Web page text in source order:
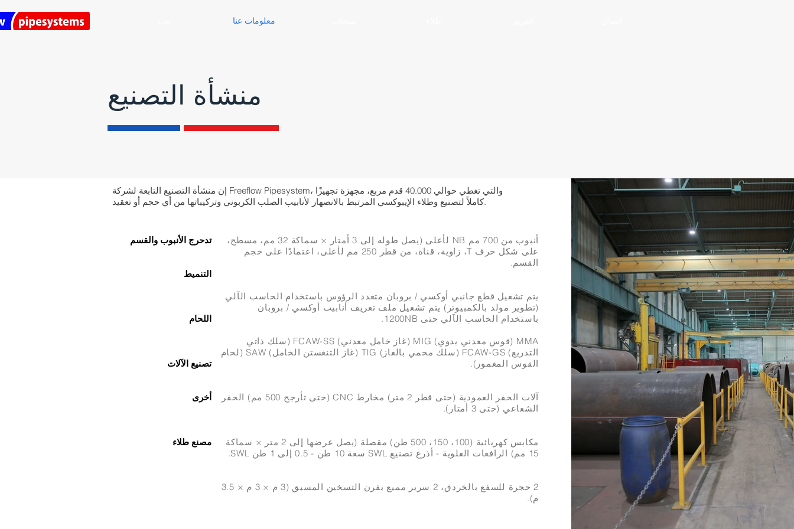
معلومات عنا
منشأة التصنيع
إن منشأة التصنيع التابعة لشركة Freeflow Pipesystem، والتي تغطي حوالي 40.000 قدم مربع، مجهزة تجهيزًا
كاملاً لتصنيع وطلاء الإيبوكسي المرتبط بالانصهار لأنابيب الصلب الكربوني وتركيباتها من أي حجم أو تعقيد.
تدحرج الأنبوب والقسم
التنميط
اللحام
تصنيع الآلات
أخرى
مصنع طلاء
أنبوب من 700 مم NB لأعلى (يصل طوله إلى 3 أمتار × سماكة 32 مم، مسطح،
على شكل حرف T، زاوية، قناة، من قطر 250 مم لأعلى، اعتمادًا على حجم
القسم.
يتم تشغيل قطع جانبي أوكسي / بروبان متعدد الرؤوس باستخدام الحاسب الآلي
(تطوير مولد بالكمبيوتر) يتم تشغيل ملف تعريف أنابيب أوكسي / بروبان
باستخدام الحاسب الآلي حتى 1200NB.
MMA (قوس معدني يدوي) MIG (غاز خامل معدني) FCAW-SS (سلك ذاتي
التدريع) FCAW-GS (سلك محمي بالغاز) TIG (غاز التنغستن الخامل) SAW (لحام
القوس المغمور).
آلات الحفر العمودية (حتى قطر 2 متر) مخارط CNC (حتى تأرجح 500 مم) الحفر
الشعاعي (حتى 3 أمتار).
مكابس كهربائية (100، 150، 500 طن) مقصلة (يصل عرضها إلى 2 متر × سماكة
15 مم) الرافعات العلوية - أذرع تصنيع SWL سعة 10 طن - 0.5 إلى 1 طن SWL.
2 حجرة للسفع بالخردق، 2 سرير مميع بفرن التسخين المسبق (3 م × 3 م × 3.5
م).